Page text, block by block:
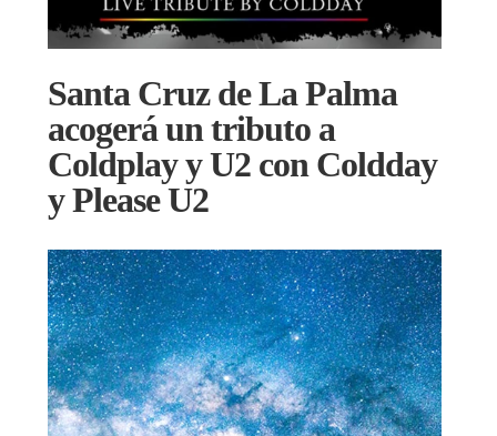
Santa Cruz de La Palma
acogerá un tributo a
Coldplay y U2 con Coldday
y Please U2